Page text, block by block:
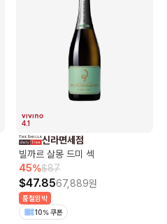
4.1
신라면세점
빌까르 살몽 드미 섹
45%$87
$47.8567,889원
품절임박
10% 쿠폰